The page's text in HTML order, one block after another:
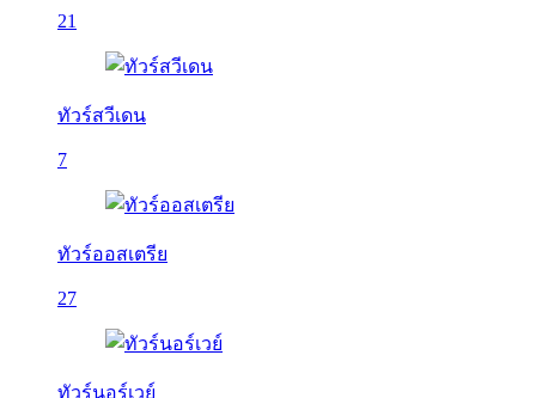
21
ทัวร์สวีเดน
7
ทัวร์ออสเตรีย
27
ทัวร์นอร์เวย์